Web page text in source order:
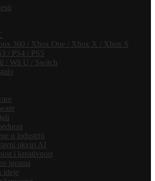
360 / Xbox One / Xbox X / Xbox S
/ PS4 / PS5
/ Wii U / Switch
u industriji
okviri AI
i kreativnost
igrama
ideje